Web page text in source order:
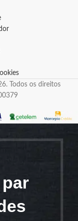
Todos os direitos